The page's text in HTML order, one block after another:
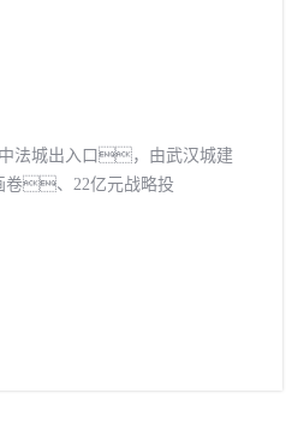
法城出入口，由武汉城建
卷、22亿元战略投